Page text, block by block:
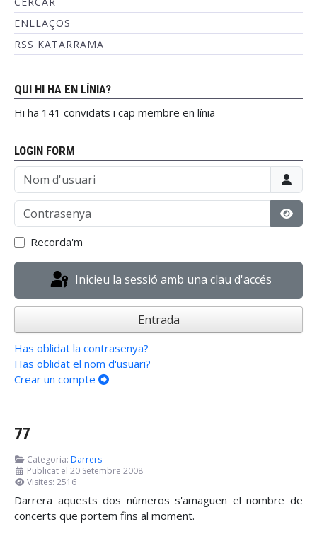
ENLLAÇOS
RSS KATARRAMA
QUI HI HA EN LÍNIA?
Hi ha 141 convidats i cap membre en línia
LOGIN FORM
Nom d'usuari
Contrasenya
Recorda'm
Inicieu la sessió amb una clau d'accés
Entrada
Has oblidat la contrasenya?
Has oblidat el nom d'usuari?
Crear un compte
77
Categoria: Darrers
Publicat el 20 Setembre 2008
Visites: 2516
Darrera aquests dos números s'amaguen el nombre de
concerts que portem fins al moment.